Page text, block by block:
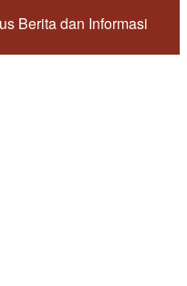
Berita dan Informasi